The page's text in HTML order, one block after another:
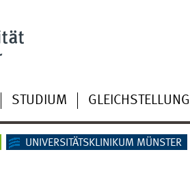
STUDIUM GLEICHSTELLUNG
UNIVERSITÄTSKLINIKUM MÜNSTER